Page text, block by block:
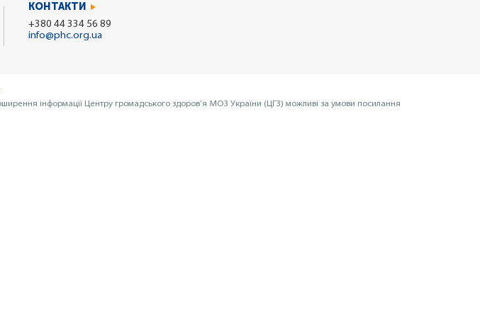
КОНТАКТИ
+380 44 334 56 89
info@phc.org.ua
інформації Центру громадського здоров’я МОЗ України (ЦГЗ) можливі за умови посилання